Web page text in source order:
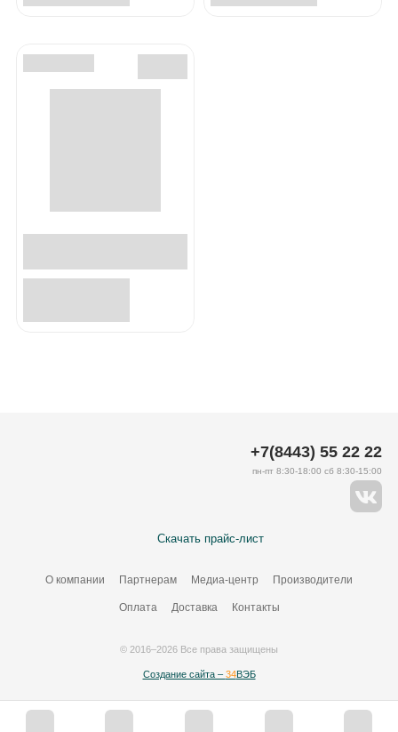
Скачать прайс-лист
О компании Партнерам Медиа-центр Производители
Оплата Доставка Контакты
+7(8443) 55 22 22
пн-пт 8:30-18:00 сб 8:30-15:00
© 2016–2026 Все права защищены
Создание сайта – 34ВЭБ